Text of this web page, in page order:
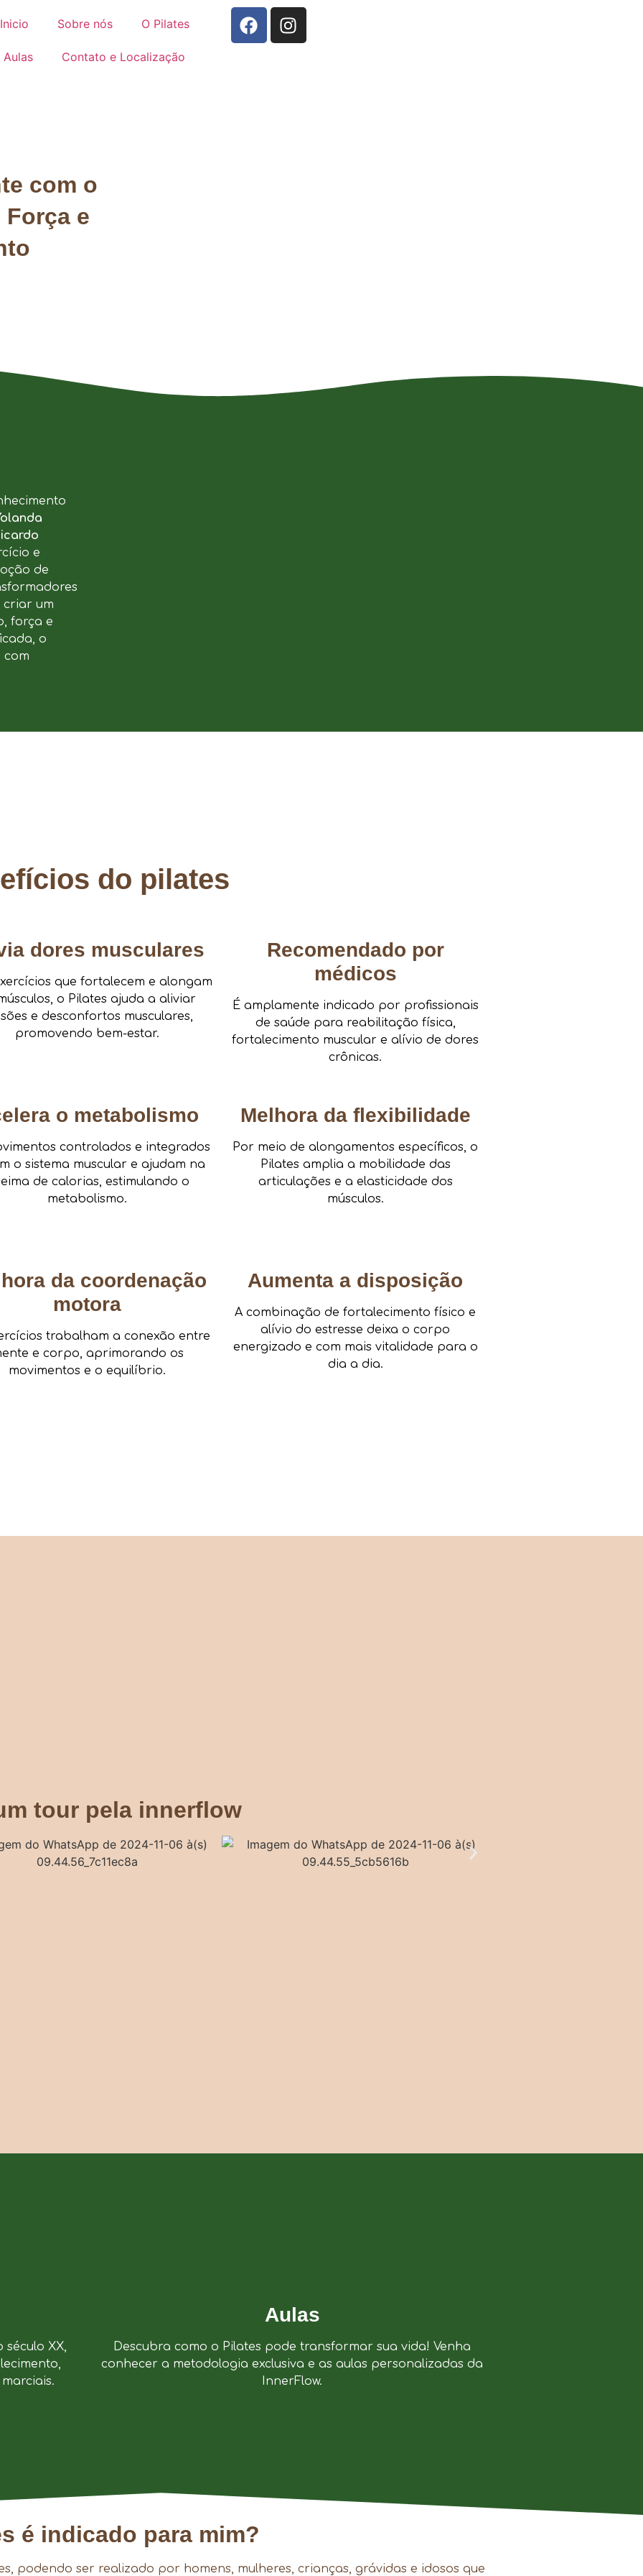
Inicio Sobre nós O Pilates
Aulas Contato e Localização
com o
e
e
de
criar um
força e
o
do pilates
dores musculares
que fortalecem e alongam
o Pilates ajuda a aliviar
e desconfortos musculares,
promovendo bem-estar.
Recomendado por
médicos
É amplamente indicado por profissionais
de saúde para reabilitação física,
fortalecimento muscular e alívio de dores
crônicas.
o metabolismo
controlados e integrados
o sistema muscular e ajudam na
de calorias, estimulando o
metabolismo.
Melhora da flexibilidade
Por meio de alongamentos específicos, o
Pilates amplia a mobilidade das
articulações e a elasticidade dos
músculos.
da coordenação
motora
trabalham a conexão entre
e corpo, aprimorando os
movimentos e o equilíbrio.
Aumenta a disposição
A combinação de fortalecimento físico e
alívio do estresse deixa o corpo
energizado e com mais vitalidade para o
dia a dia.
tour pela innerflow
XX,
Aulas
Descubra como o Pilates pode transformar sua vida! Venha
conhecer a metodologia exclusiva e as aulas personalizadas da
InnerFlow.
é indicado para mim?
podendo ser realizado por homens, mulheres, crianças, grávidas e idosos que